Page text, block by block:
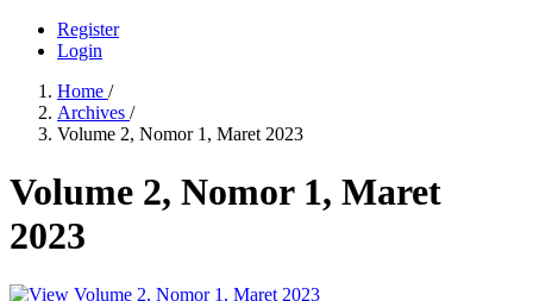
Register
Login
Home /
Archives /
Volume 2, Nomor 1, Maret 2023
Volume 2, Nomor 1, Maret
2023